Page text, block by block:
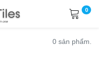
0
0 sản phẩm.